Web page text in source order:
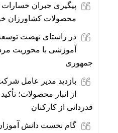
پیگیری جبران
محصولات کشاورزان
در راستای نهضت
آموزشی با محوریت
جمهوری
بازدید مدیر عامل
از انبار محصولات؛
قدردانی از کارکنان
گام نخست دانش